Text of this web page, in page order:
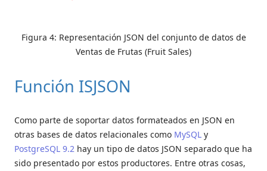
Figura 4: Representación JSON del conjunto de datos de
Ventas de Frutas (Fruit Sales)
Función ISJSON
Como parte de soportar datos formateados en JSON en
otras bases de datos relacionales como MySQL y
PostgreSQL 9.2 hay un tipo de datos JSON separado que ha
sido presentado por estos productores. Entre otras cosas,